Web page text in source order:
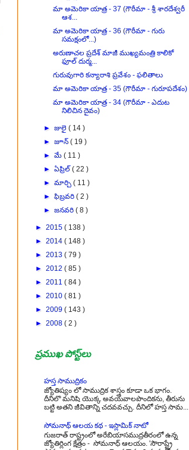
మా అమెరికా యాత్ర - 37 (గౌరీమా - శ్రీ శారదేశ్వరీ
ఆశ...
మా అమెరికా యాత్ర - 36 (గౌరీమా - గురు
సమక్షంలో...)
అరుణాచల ప్రదేశ్ మాజీ ముఖ్యమంత్రి కాలికో
ఫూల్ దుర్మ...
గురువుగారి కన్యారాశి ప్రవేశం - ఫలితాలు
మా అమెరికా యాత్ర - 35 (గౌరీమా - గురూపదేశం)
మా అమెరికా యాత్ర - 34 (గౌరీమా - ఎదుట
నిలిచిన దైవం)
►జులై( 14 )
►జూన్( 19 )
►మే( 11 )
►ఏప్రిల్( 22 )
►మార్చి( 11 )
►ఫిబ్రవరి( 2 )
►జనవరి( 8 )
► 2015 ( 138 )
► 2014 ( 148 )
► 2013 ( 79 )
► 2012 ( 85 )
► 2011 ( 84 )
► 2010 ( 81 )
► 2009 ( 143 )
► 2008 ( 2 )
ప్రముఖ పోస్ట్‌లు
హస్త సాముద్రికం
జ్యోతిష్యం లో సాముద్రిక శాస్త్రం కూడా ఒక భాగం.
దీనిలొ మనిషి యొక్క అవయవాలపొందికను, తీరును
బట్టి అతని జీవితాన్ని చదవవచ్చు. దీనిలో హస్త సామ...
సోమనాథ్ ఆలయ కథ - ఇస్లామిక్ నాటో
గుజరాత్ రాష్ట్రంలో అరేబియాసముద్రతీరంలో ఉన్న
జ్యోతిర్లింగ క్షేత్రం - సోమనాధ్ ఆలయం. 'సౌరాష్ట్రే